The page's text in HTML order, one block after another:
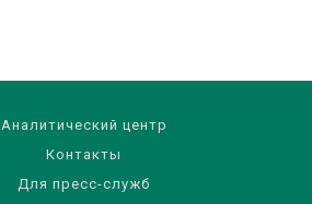
Аналитический центр
Контакты
Для пресс-служб